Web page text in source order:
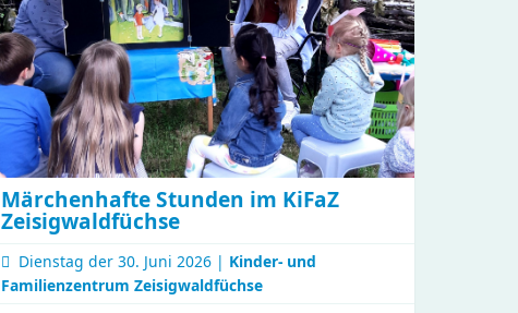
Märchenhafte Stunden im KiFaZ
Zeisigwaldfüchse
Dienstag der 30. Juni 2026 | Kinder- und
Familienzentrum Zeisigwaldfüchse